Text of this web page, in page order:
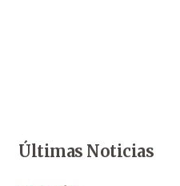
Últimas Noticias